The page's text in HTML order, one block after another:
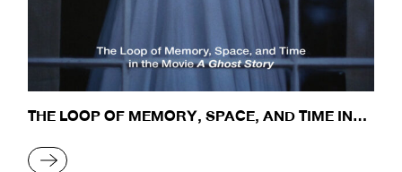
THE LOOP OF MEMORY, SPACE, AND TIME IN
READ MORE